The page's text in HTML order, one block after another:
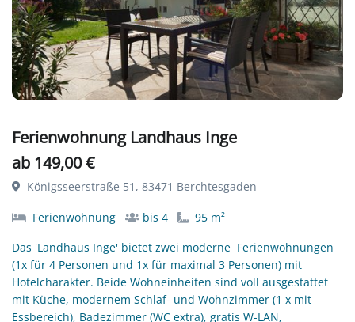
Ferienwohnung Landhaus Inge
ab 149,00 €
Königsseerstraße 51, 83471 Berchtesgaden
Ferienwohnung bis 4
95 m²
Das 'Landhaus Inge' bietet zwei moderne Ferienwohnungen
(1x für 4 Personen und 1x für maximal 3 Personen) mit
Hotelcharakter. Beide Wohneinheiten sind voll ausgestattet
mit Küche, modernem Schlaf- und Wohnzimmer (1 x mit
Essbereich), Badezimmer (WC extra), gratis W-LAN,